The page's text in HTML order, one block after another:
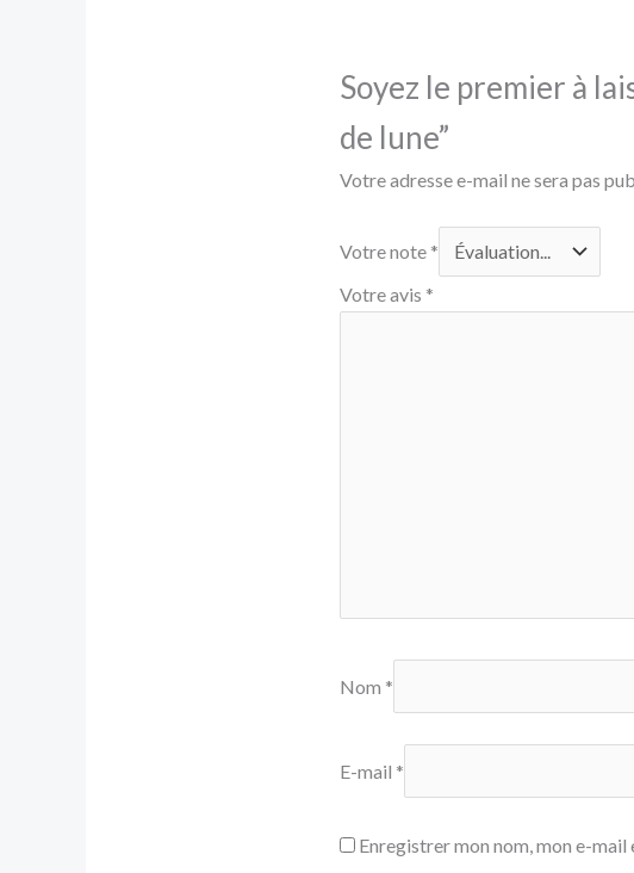
Soyez le premier à
de lune”
Votre adresse e-mail ne sera pas
Votre note *
Votre avis *
Nom *
E-mail *
Enregistrer mon nom, mon e-